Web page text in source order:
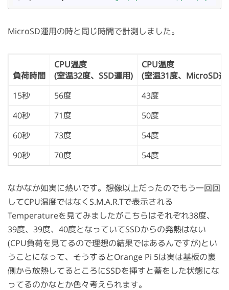
MicroSD運用の時と同じ時間で計測しました。
負荷時間
CPU温度
(室温32度、SSD運用)
CPU温度
(室温31度、MicroSD運
15秒 56度 43度
40秒 71度 50度
60秒 73度 54度
90秒 70度 54度
なかなか如実に熱いです。想像以上だったのでもう一回回
してCPU温度ではなくS.M.A.R.Tで表示される
Temperatureを見てみましたがこちらはそれぞれ38度、
39度、39度、40度となっていてSSDからの発熱はない
(CPU負荷を見てるので理想の結果ではあるんですが)とい
うことになって、そうするとOrange Pi 5は実は基板の裏
側から放熱してるところにSSDを挿すと蓋をした状態にな
ってるのかなとか色々考えられます。